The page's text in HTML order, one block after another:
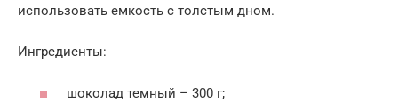
использовать емкость с толстым дном.
Ингредиенты:
шоколад темный – 300 г;